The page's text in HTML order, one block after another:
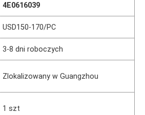
4E0616039
USD150-170/PC
3-8 dni roboczych
Zlokalizowany w Guangzhou
1 szt